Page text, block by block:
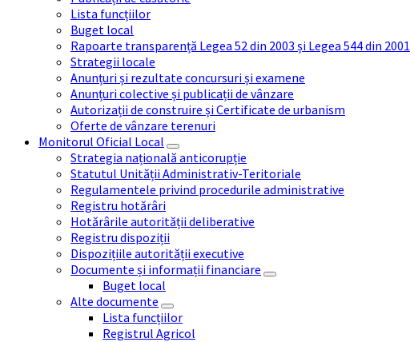
Lista funcțiilor
Buget local
Rapoarte transparență Legea 52 din 2003 și Legea 544 din 2001
Strategii locale
Anunțuri și rezultate concursuri și examene
Anunțuri colective și publicații de vânzare
Autorizații de construire și Certificate de urbanism
Oferte de vânzare terenuri
Monitorul Oficial Local
Strategia națională anticorupție
Statutul Unității Administrativ-Teritoriale
Regulamentele privind procedurile administrative
Registru hotărâri
Hotărârile autorității deliberative
Registru dispoziții
Dispozițiile autorității executive
Documente și informații financiare
Buget local
Alte documente
Lista funcțiilor
Registrul Agricol